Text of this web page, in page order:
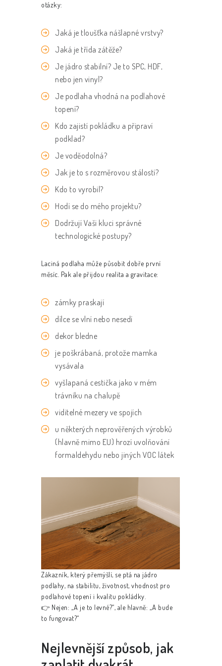
otázky:
Jaká je tloušťka nášlapné vrstvy?
Jaká je třída zátěže?
Je jádro stabilní? Je to SPC, HDF,
nebo jen vinyl?
Je podlaha vhodná na podlahové
topení?
Kdo zajistí pokládku a připraví
podklad?
Je voděodolná?
Jak je to s rozměrovou stálostí?
Kdo to vyrobil?
Hodí se do mého projektu?
Dodržují Vaši kluci správné
technologické postupy?
Laciná podlaha může působit dobře první
měsíc. Pak ale přijdou realita a gravitace:
zámky praskají
dílce se vlní nebo nesedí
dekor bledne
je poškrábaná, protože mamka
vysávala
vyšlapaná cestička jako v mém
trávníku na chalupě
viditelné mezery ve spojích
u některých neprověřených výrobků
(hlavně mimo EU) hrozí uvolňování
formaldehydu nebo jiných VOC látek
Zákazník, který přemýšlí, se ptá na jádro
podlahy, na stabilitu, životnost, vhodnost pro
podlahové topení i kvalitu pokládky.
👉 Nejen: „A je to levné?“, ale hlavně: „A bude
to fungovat?“
Nejlevnější způsob, jak